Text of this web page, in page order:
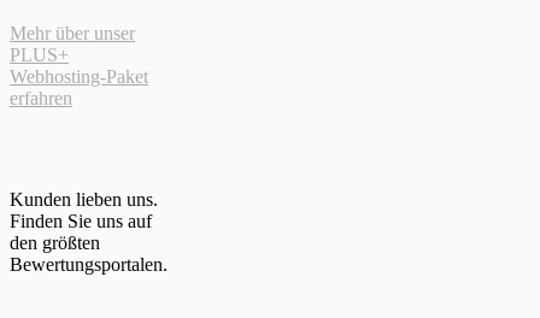
Mehr über unser
PLUS+
Webhosting-Paket
erfahren
Kunden lieben uns.
Finden Sie uns auf
den größten
Bewertungsportalen.